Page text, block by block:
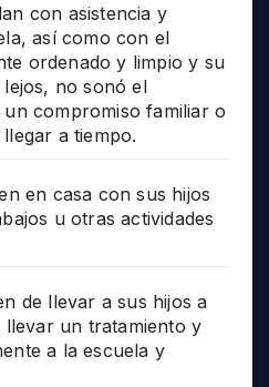
con asistencia y
así como con el
ordenado y limpio y su
no sonó el
compromiso familiar o
a tiempo.
en casa con sus hijos
u otras actividades
de llevar a sus hijos a
llevar un tratamiento y
a la escuela y